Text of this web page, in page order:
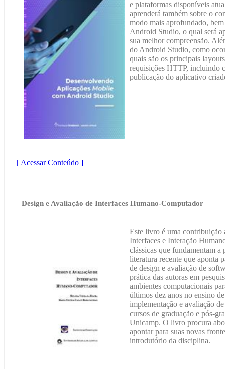
e plataformas disponíveis
aprenderá também sobre o
modo mais aprofundado,
Android Studio, o qual será
sua melhor compreensão.
do Android Studio, como
quais são os principais
requisições HTTP, incluindo
publicação do aplicativo
[ Acessar Conteúdo ]
Design e Avaliação de Interfaces Humano-Computador
Este livro é uma contribuição
Interfaces e Interação
clássicas que fundamentam
literatura recente que aponta
de design e avaliação de
prática das autoras em
ambientes computacionais
últimos dez anos no ensino
implementação e avaliação
cursos de graduação e pós-
Unicamp. O livro procura
apontar para suas novas
introdutório da disciplina.